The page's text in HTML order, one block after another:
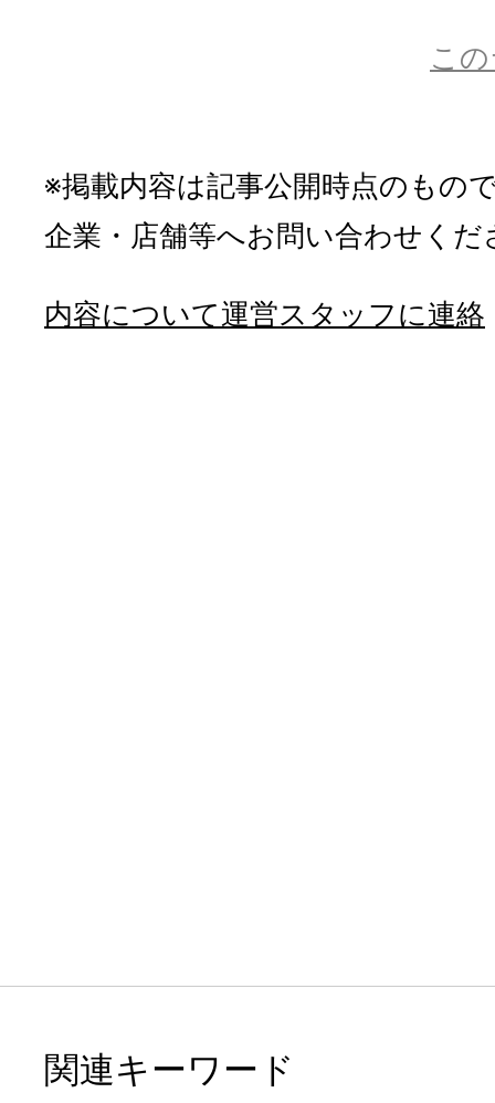
こ
※掲載内容は記事公開時点のもの
企業・店舗等へお問い合わせくだ
内容について運営スタッフに連絡
関連キーワード